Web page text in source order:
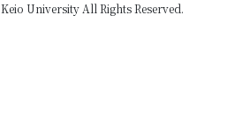
University All Rights Reserved.